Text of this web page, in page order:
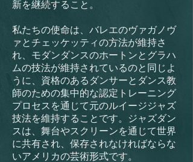
新を継続すること。
私たちの使命は、バレエのヴァガノヴ
ァとチェッケッティの方法が維持さ
れ、モダンダンスのホートンとグラハ
ムの技法が維持されているのと同じよ
うに、資格のあるダンサーとダンス教
師のための集中的な認定トレーニング
プロセスを通じて元のルイージジャズ
技法を維持することです。ジャズダン
スは、舞台やスクリーンを通じて世界
に共有され、保存されなければならな
いアメリカの芸術形式です。